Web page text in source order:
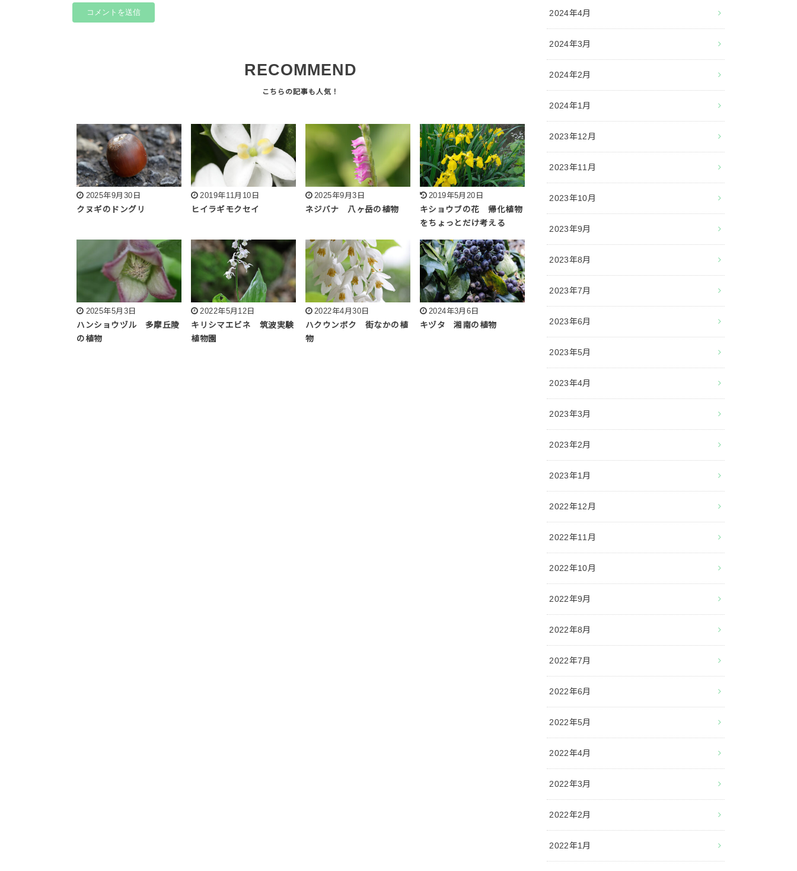
RECOMMEND
2025年9月30日
クヌギのドングリ
2019年11月10日
ヒイラギモクセイ
2025年9月3日
ネジバナ 八ヶ岳の植物
2019年5月20日
キショウブの花 帰化植物
をちょっとだけ考える
2025年5月3日
ハンショウヅル 多摩丘陵
の植物
2022年5月12日
キリシマエビネ 筑波実験
植物園
2022年4月30日
ハクウンボク 街なかの植
物
2024年3月6日
キヅタ 湘南の植物
2024年4月
2024年3月
2024年2月
2024年1月
2023年12月
2023年11月
2023年10月
2023年9月
2023年8月
2023年7月
2023年6月
2023年5月
2023年4月
2023年3月
2023年2月
2023年1月
2022年12月
2022年11月
2022年10月
2022年9月
2022年8月
2022年7月
2022年6月
2022年5月
2022年4月
2022年3月
2022年2月
2022年1月